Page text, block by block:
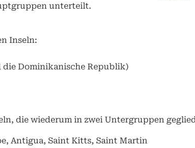
unterteilt.
Inseln:
Dominikanische Republik)
die wiederum in zwei Untergruppen
Antigua, Saint Kitts, Saint Martin